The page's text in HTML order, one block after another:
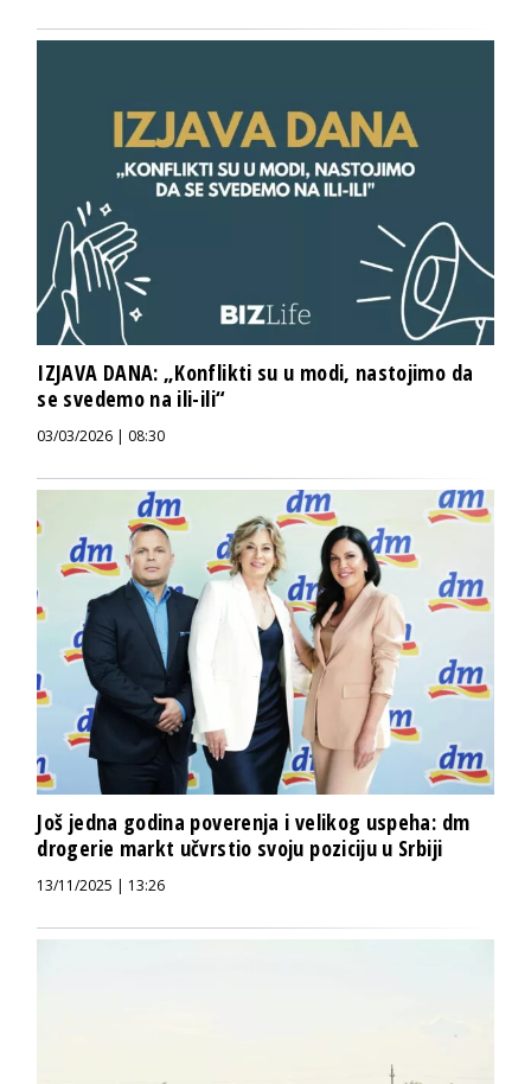
IZJAVA DANA: „Konflikti su u modi, nastojimo da
se svedemo na ili-ili“
03/03/2026 | 08:30
Još jedna godina poverenja i velikog uspeha: dm
drogerie markt učvrstio svoju poziciju u Srbiji
13/11/2025 | 13:26